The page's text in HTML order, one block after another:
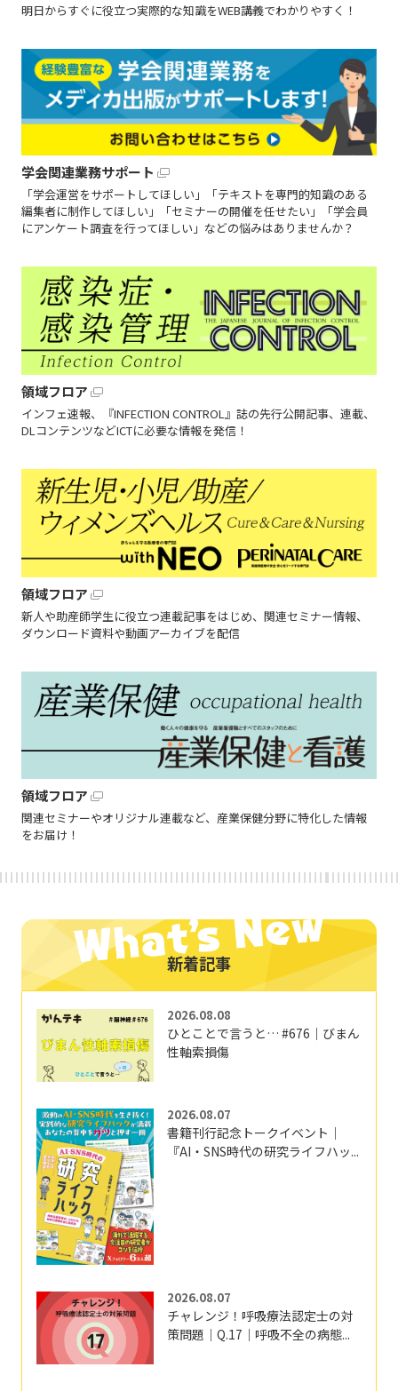
明日からすぐに役立つ実際的な知識をWEB講義でわかりやすく！
学会関連業務サポート
「学会運営をサポートしてほしい」「テキストを専門的知識のある
編集者に制作してほしい」「セミナーの開催を任せたい」「学会員
にアンケート調査を行ってほしい」などの悩みはありませんか？
領域フロア
インフェ速報、『INFECTION CONTROL』誌の先行公開記事、連載、
DLコンテンツなどICTに必要な情報を発信！
領域フロア
新人や助産師学生に役立つ連載記事をはじめ、関連セミナー情報、
ダウンロード資料や動画アーカイブを配信
領域フロア
関連セミナーやオリジナル連載など、産業保健分野に特化した情報
をお届け！
新着記事
2026.08.08
ひとことで言うと… #676｜びまん
性軸索損傷
2026.08.07
書籍刊行記念トークイベント｜
『AI・SNS時代の研究ライフハッ...
2026.08.07
チャレンジ！呼吸療法認定士の対
策問題｜Q.17｜呼吸不全の病態...